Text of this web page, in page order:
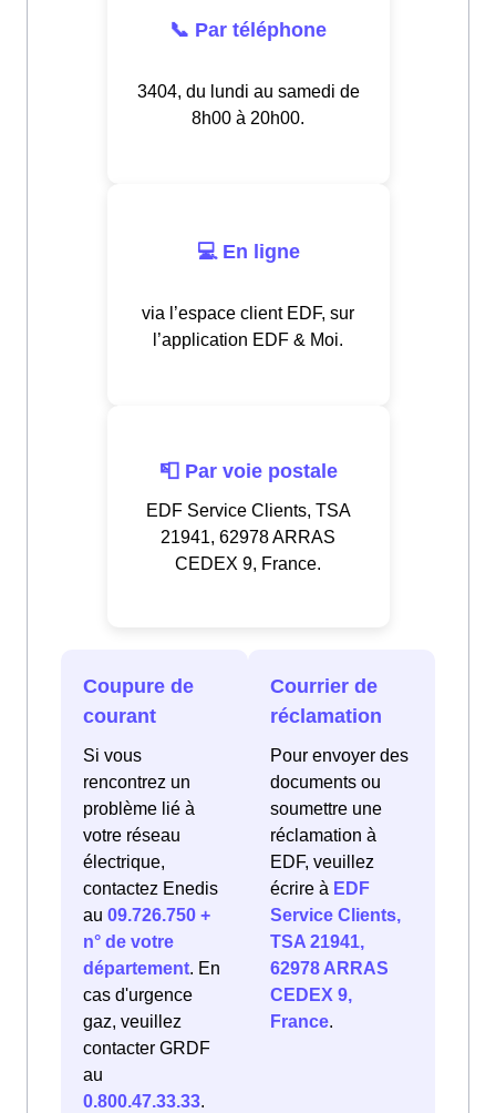
📞 Par téléphone
3404, du lundi au samedi de
8h00 à 20h00.
💻 En ligne
via l’espace client EDF, sur
l’application EDF & Moi.
📮 Par voie postale
EDF Service Clients, TSA
21941, 62978 ARRAS
CEDEX 9, France.
Coupure de
courant
Si vous
rencontrez un
problème lié à
votre réseau
électrique,
contactez Enedis
au 09.726.750 +
n° de votre
département. En
cas d'urgence
gaz, veuillez
contacter GRDF
au
0.800.47.33.33.
Courrier de
réclamation
Pour envoyer des
documents ou
soumettre une
réclamation à
EDF, veuillez
écrire à EDF
Service Clients,
TSA 21941,
62978 ARRAS
CEDEX 9,
France.